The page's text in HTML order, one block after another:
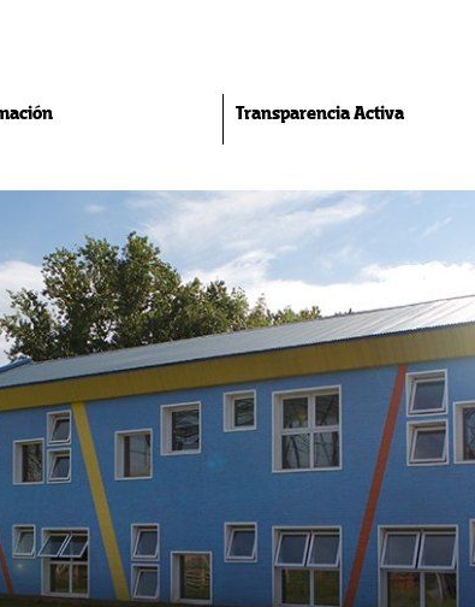
Transparencia Activa